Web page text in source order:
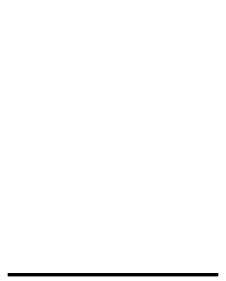
ถือหุ้นของบริษัท ภายหลังจากการเข้าทำธุรกรรม การเข้าซื้อ